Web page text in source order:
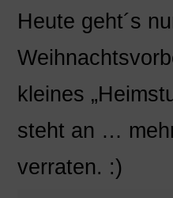
Heute geht´s
kleines
steht an …
verraten. :)